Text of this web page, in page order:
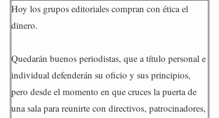
Hoy los grupos editoriales compran con ética el
dinero.
Quedarán buenos periodistas, que a título personal e
individual defenderán su oficio y sus principios,
pero desde el momento en que cruces la puerta de
una sala para reunirte con directivos, patrocinadores,